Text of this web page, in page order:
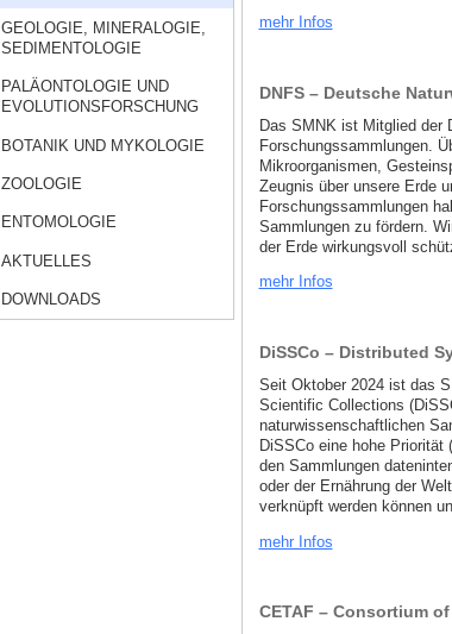
GEOLOGIE, MINERALOGIE,
SEDIMENTOLOGIE
PALÄONTOLOGIE UND
EVOLUTIONSFORSCHUNG
BOTANIK UND MYKOLOGIE
ZOOLOGIE
ENTOMOLOGIE
AKTUELLES
DOWNLOADS
mehr Infos
DNFS – Deutsche
Das SMNK ist Mitglied der
Forschungssammlungen.
Mikroorganismen,
Zeugnis über unsere Erde
Forschungssammlungen
Sammlungen zu fördern.
der Erde wirkungsvoll
mehr Infos
DiSSCo – Distributed
Seit Oktober 2024 ist das
Scientific Collections
naturwissenschaftlichen
DiSSCo eine hohe
den Sammlungen
oder der Ernährung der
verknüpft werden können
mehr Infos
CETAF – Consortium